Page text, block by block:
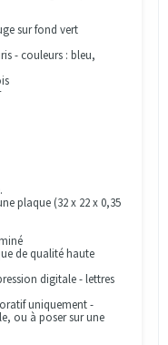
sur fond vert
- couleurs : bleu,
plaque (32 x 22 x 0,35
de qualité haute
digitale - lettres
uniquement -
ou à poser sur une